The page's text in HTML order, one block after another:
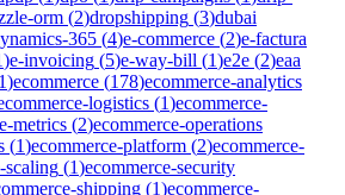
orm (2)dropshipping (3)dubai
365 (4)e-commerce (2)e-factura
)e-invoicing (5)e-way-bill (1)e2e (2)eaa
1)ecommerce (178)ecommerce-analytics
logistics (1)ecommerce-
metrics (2)ecommerce-operations
(1)ecommerce-platform (2)ecommerce-
scaling (1)ecommerce-security
shipping (1)ecommerce-